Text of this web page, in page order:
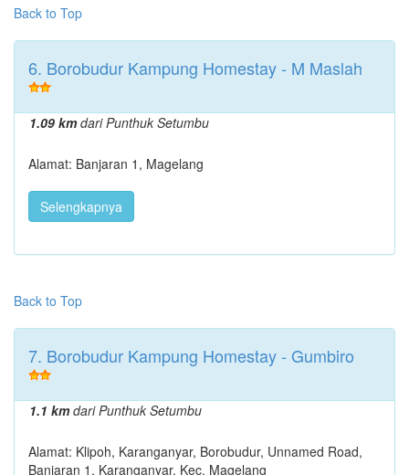
Back to Top
6. Borobudur Kampung Homestay - M Maslah
1.09 kmdari Punthuk Setumbu
Alamat: Banjaran 1, Magelang
Selengkapnya
Back to Top
7. Borobudur Kampung Homestay - Gumbiro
1.1 kmdari Punthuk Setumbu
Alamat: Klipoh, Karanganyar, Borobudur, Unnamed Road,
Banjaran 1, Karanganyar, Kec, Magelang